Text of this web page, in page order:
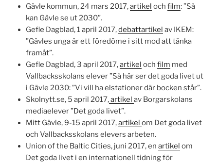
Gävle kommun, 24 mars 2017,artikel och film: ”Så
kan Gävle se ut 2030”.
Gefle Dagblad, 1 april 2017,debattartikel av IKEM:
”Gävles unga är ett föredöme i sitt mod att tänka
framåt”.
Gefle Dagblad, 3 april 2017,artikel och film med
Vallbacksskolans elever ”Så här ser det goda livet ut
i Gävle 2030: ”Vi vill ha elstationer där bocken står”.
Skolnytt.se, 5 april 2017,artikel av Borgarskolans
mediaelever ”Det goda livet”.
Mitt Gävle, 9-15 april 2017,artikel om Det goda livet
och Vallbacksskolans elevers arbeten.
Union of the Baltic Cities, juni 2017, en artikel om
Det goda livet i en internationell tidning för